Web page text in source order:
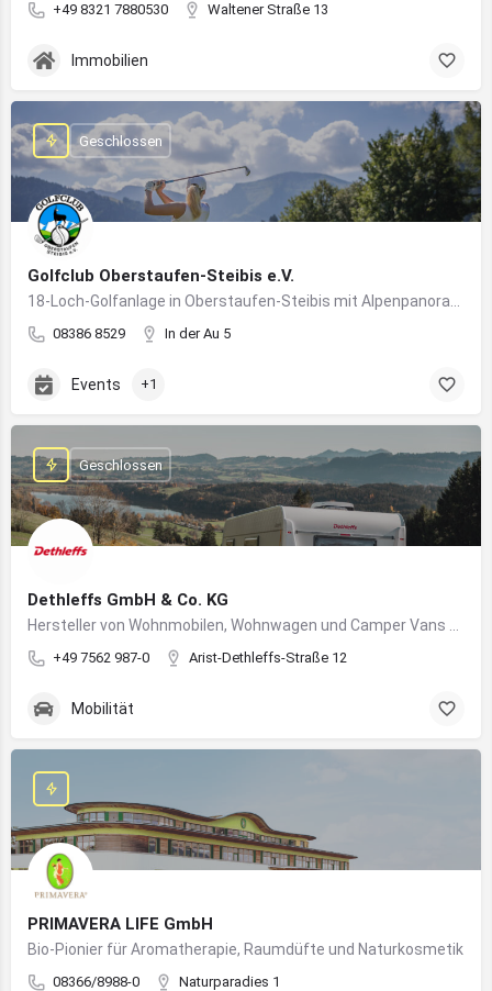
+49 8321 7880530 Waltener Straße 13
Immobilien
Golfclub Oberstaufen-Steibis e.V.
08386 8529 In der Au 5
Geschlossen
Events +1
Dethleffs GmbH & Co. KG
+49 7562 987-0 Arist-Dethleffs-Straße 12
Geschlossen
Mobilität
PRIMAVERA LIFE GmbH
Bio-Pionier für Aromatherapie, Raumdüfte und Naturkosmetik
08366/8988-0 Naturparadies 1